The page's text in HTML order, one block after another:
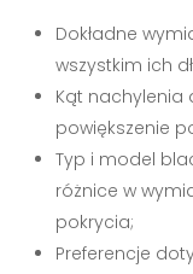
Dokładne
wszystkim ich
Kąt nachylenia
powiększenie
Typ i model
różnice w
pokrycia;
Preferencje